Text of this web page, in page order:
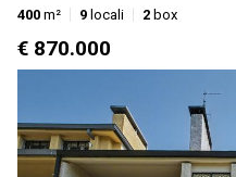
400 m² 9 locali 2 box
€ 870.000